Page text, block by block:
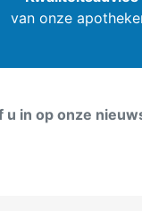
van onze
u in op onze